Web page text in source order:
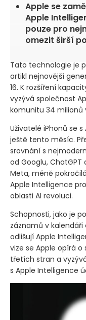
Apple se
Apple
pouze pro
omezit širší
Tato technologie je
artikl nejnovější
16. K rozšíření
vyzývá společnost
komunitu 34 milionů
Uživatelé iPhonů se
ještě tento měsíc.
srovnání s
od Googlu,
Meta, méně
Apple Intelligence
oblasti AI revoluci.
Schopnosti, jako je
záznamů v
odlišují Apple
vize se Apple opírá
třetích stran a
s Apple Intelligence